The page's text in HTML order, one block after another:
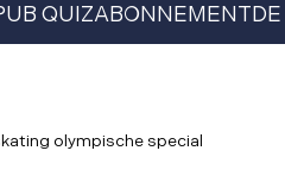
QUIZABONNEMENT
olympische special